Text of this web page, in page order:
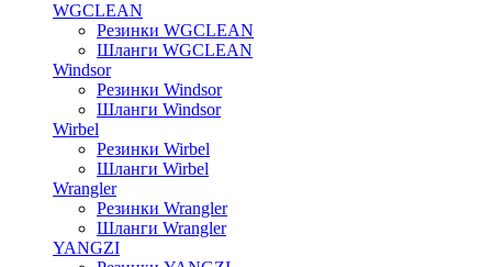
WGCLEAN
Резинки WGCLEAN
Шланги WGCLEAN
Windsor
Резинки Windsor
Шланги Windsor
Wirbel
Резинки Wirbel
Шланги Wirbel
Wrangler
Резинки Wrangler
Шланги Wrangler
YANGZI